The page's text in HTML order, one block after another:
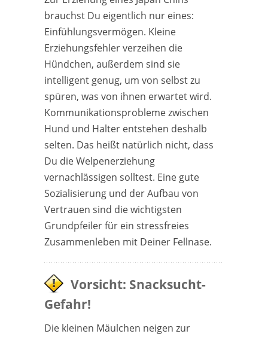
brauchst Du eigentlich nur eines:
Einfühlungsvermögen. Kleine
Erziehungsfehler verzeihen die
Hündchen, außerdem sind sie
intelligent genug, um von selbst zu
spüren, was von ihnen erwartet wird.
Kommunikationsprobleme zwischen
Hund und Halter entstehen deshalb
selten. Das heißt natürlich nicht, dass
Du die Welpenerziehung
vernachlässigen solltest. Eine gute
Sozialisierung und der Aufbau von
Vertrauen sind die wichtigsten
Grundpfeiler für ein stressfreies
Zusammenleben mit Deiner Fellnase.
Vorsicht: Snacksucht-
Gefahr!
Die kleinen Mäulchen neigen zur